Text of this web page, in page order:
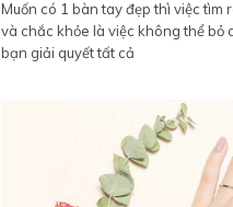
Muốn có 1 bàn tay đẹp thì việc
và chắc khỏe là việc không thể bỏ
bạn giải quyết tất cả